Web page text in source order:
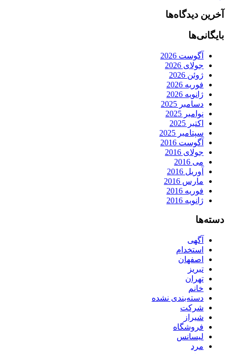
آخرین دیدگاه‌ها
بایگانی‌ها
آگوست 2026
جولای 2026
ژوئن 2026
فوریه 2026
ژانویه 2026
دسامبر 2025
نوامبر 2025
اکتبر 2025
سپتامبر 2025
آگوست 2016
جولای 2016
می 2016
آوریل 2016
مارس 2016
فوریه 2016
ژانویه 2016
دسته‌ها
آگهی
استخدام
اصفهان
تبریز
تهران
خانم
دسته‌بندی نشده
شرکت
شیراز
فروشگاه
لیسانس
مرد